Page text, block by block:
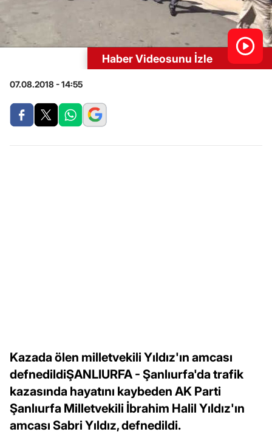
Haber Videosunu İzle
07.08.2018 - 14:55
Kazada ölen milletvekili Yıldız'ın amcası
defnedildiŞANLIURFA - Şanlıurfa'da trafik
kazasında hayatını kaybeden AK Parti
Şanlıurfa Milletvekili İbrahim Halil Yıldız'ın
amcası Sabri Yıldız, defnedildi.